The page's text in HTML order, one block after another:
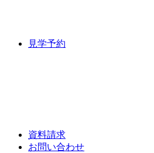
見学予約
資料請求
お問い合わせ